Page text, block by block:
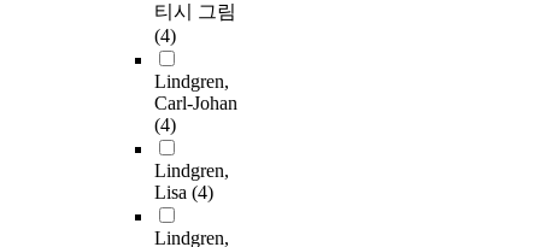
티시 그림
(4)
Lindgren,
Carl-Johan
(4)
Lindgren,
Lisa (4)
Lindgren,